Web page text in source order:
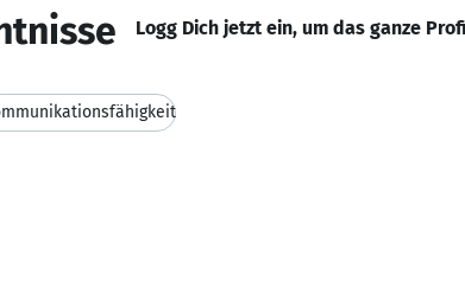
Logg Dich jetzt ein, um das ganze